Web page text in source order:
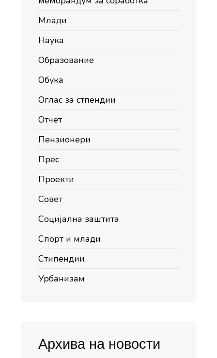
Млади
Наука
Образование
Обука
Оглас за стпендии
Отчет
Пензионери
Прес
Проекти
Совет
Социјална заштита
Спорт и млади
Стипендии
Урбанизам
Архива на новости